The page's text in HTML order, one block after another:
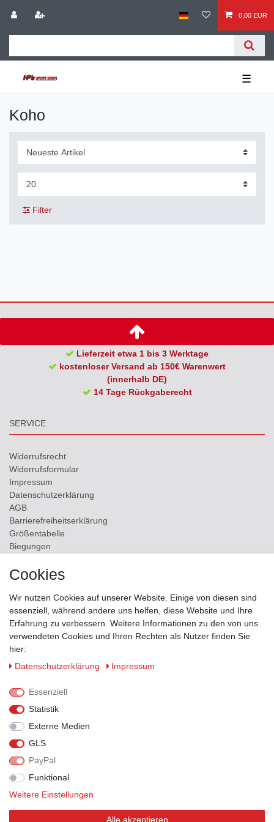
0,00 EUR
☰
Koho
Filter
Lieferzeit etwa 1 bis 3 Werktage
kostenloser Versand ab 150€ Warenwert
(innerhalb DE)
14 Tage Rückgaberecht
SERVICE
Widerrufs­recht
Widerrufs­formular
Impressum
Daten­schutz­erklärung
AGB
Barrierefreiheitserklärung
Größentabelle
Biegungen
Kontakt
ZAHLUNGSMÖGLICHKEITEN
VERSANDPARTNER
Cookies
Wir nutzen Cookies auf unserer Website. Einige von diesen sind
essenziell, während andere uns helfen, diese Website und Ihre
Erfahrung zu verbessern. Weitere Informationen zu den von uns
verwendeten Cookies und Ihren Rechten als Nutzer finden Sie
hier:
Daten­schutz­erklärung
Impressum
Essenziell
Statistik
Externe Medien
GLS
PayPal
Funktional
Weitere Einstellungen
Alle akzeptieren